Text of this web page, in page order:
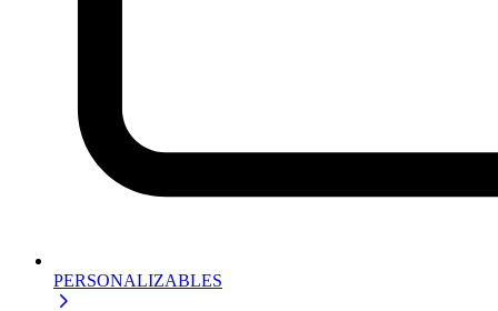
PERSONALIZABLES